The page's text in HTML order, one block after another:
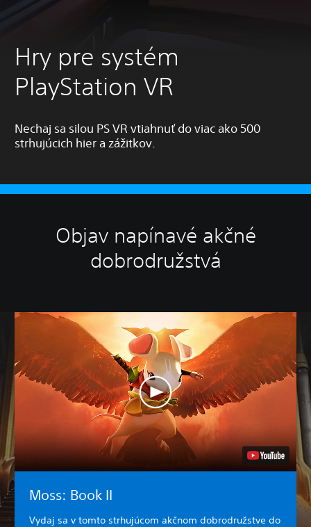
Hry pre systém
PlayStation VR
Nechaj sa silou PS VR vtiahnuť do viac ako 500
strhujúcich hier a zážitkov.
Objav napínavé akčné
dobrodružstvá
Moss: Book II
Vydaj sa v tomto strhujúcom akčnom dobrodružstve do